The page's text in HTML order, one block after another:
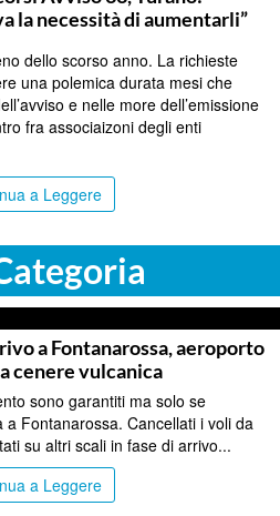
la necessità di aumentarli”
dello scorso anno. La richieste
una polemica durata mesi che
e nelle more dell’emissione
fra associaizoni degli enti
a Leggere
a Fontanarossa, aeroporto
cenere vulcanica
sono garantiti ma solo se
Fontanarossa. Cancellati i voli da
su altri scali in fase di arrivo...
a Leggere